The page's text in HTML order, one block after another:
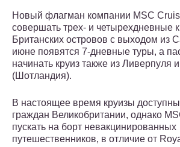
Новый флагман компании MSC
совершать трех- и четырехдневные
Британских островов с выходом из
июне появятся 7-дневные туры, а
начинать круиз также из Ливерпуля
(Шотландия).
В настоящее время круизы доступны
граждан Великобритании, однако
пускать на борт невакцинированных
путешественников, в отличие от